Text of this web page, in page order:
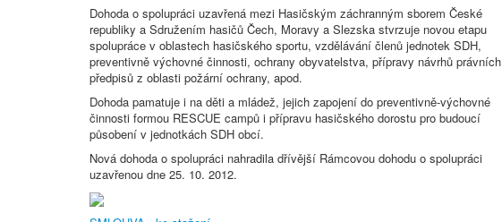
Dohoda o spolupráci uzavřená mezi Hasičským záchranným sborem České
republiky a Sdružením hasičů Čech, Moravy a Slezska stvrzuje novou etapu
spolupráce v oblastech hasičského sportu, vzdělávání členů jednotek SDH,
preventivně výchovné činnosti, ochrany obyvatelstva, přípravy návrhů právních
předpisů z oblasti požární ochrany, apod.
Dohoda pamatuje i na děti a mládež, jejich zapojení do preventivně-výchovné
činnosti formou RESCUE campů i přípravu hasičského dorostu pro budoucí
působení v jednotkách SDH obcí.
Nová dohoda o spolupráci nahradila dřívější Rámcovou dohodu o spolupráci
uzavřenou dne 25. 10. 2012.